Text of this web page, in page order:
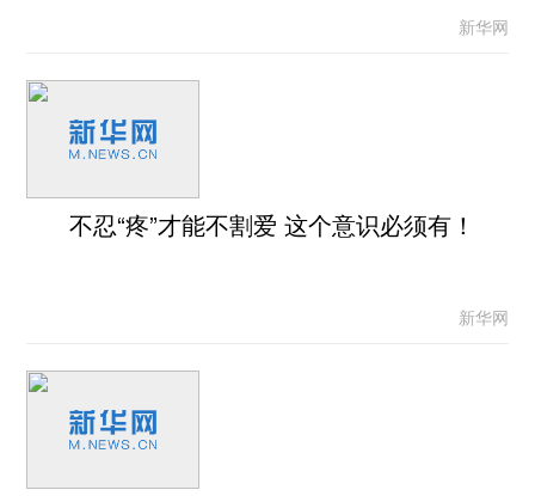
新华网
不忍“疼”才能不割爱 这个意识必须有！
新华网